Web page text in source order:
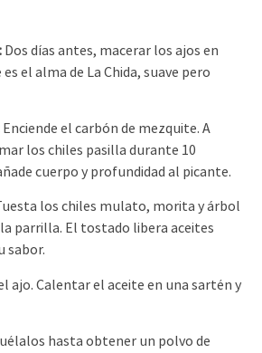
: Dos días antes, macerar los ajos en
el alma de La Chida, suave pero
Enciende el carbón de mezquite. A
los chiles pasilla durante 10
cuerpo y profundidad al picante.
los chiles mulato, morita y árbol
parrilla. El tostado libera aceites
sabor.
ajo. Calentar el aceite en una sartén y
hasta obtener un polvo de